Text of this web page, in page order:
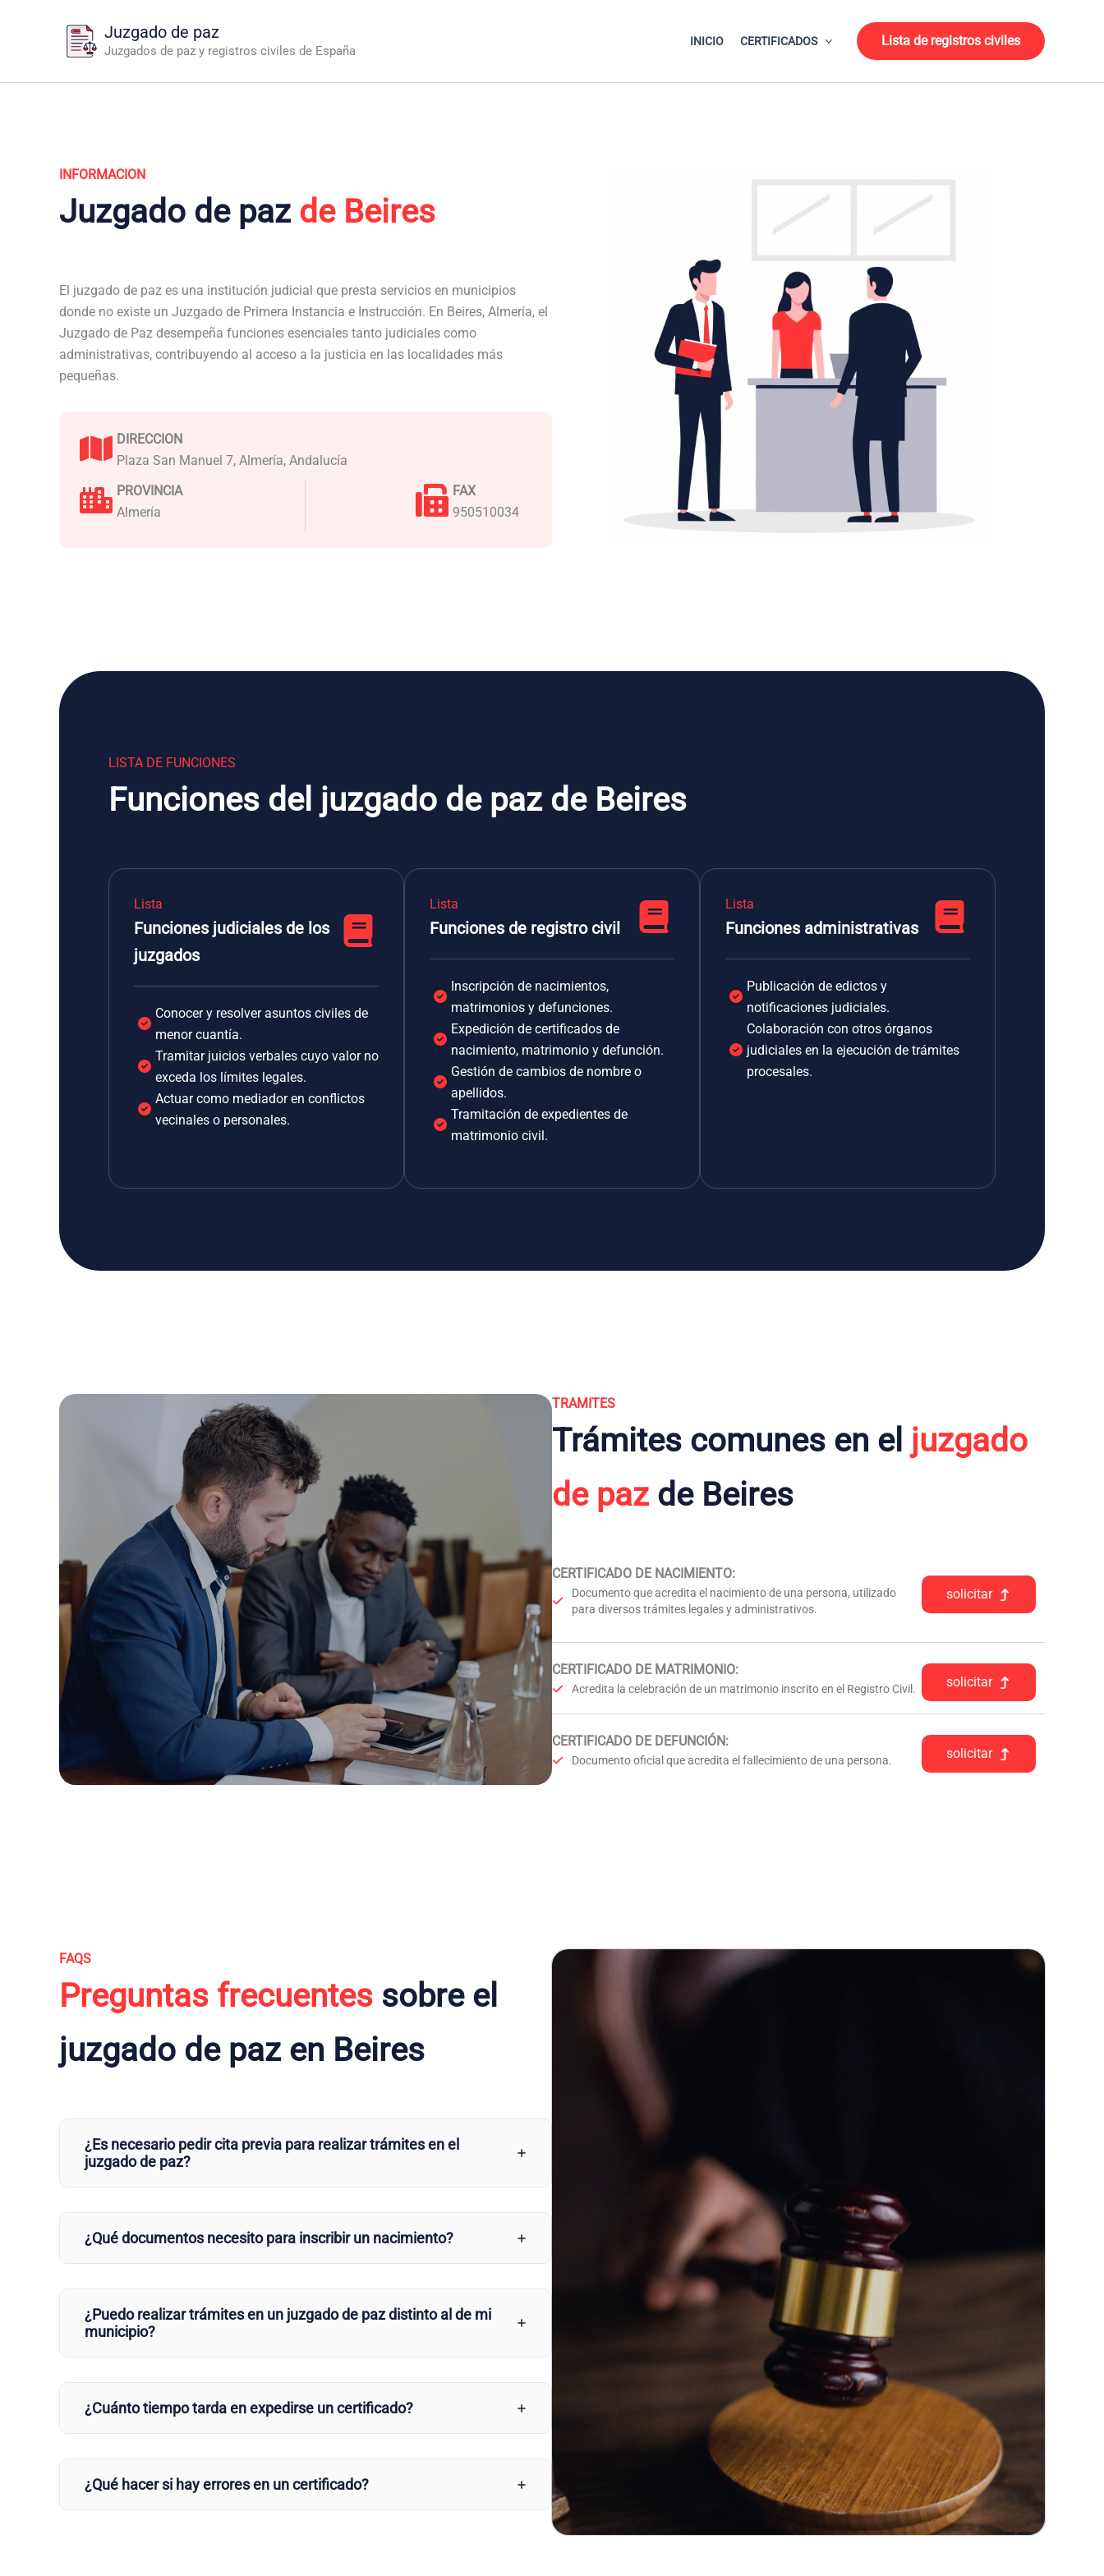
Juzgado de paz
Juzgados de paz y registros civiles de España
INICIO CERTIFICADOS Lista de registros civiles
INFORMACION
Juzgado de paz de Beires
El juzgado de paz es una institución judicial que presta servicios en municipios
donde no existe un Juzgado de Primera Instancia e Instrucción. En Beires, Almería, el
Juzgado de Paz desempeña funciones esenciales tanto judiciales como
administrativas, contribuyendo al acceso a la justicia en las localidades más
pequeñas.
DIRECCION
Plaza San Manuel 7, Almería, Andalucía
PROVINCIA
Almería
FAX
950510034
LISTA DE FUNCIONES
Funciones del juzgado de paz de Beires
Lista
Funciones judiciales de los
juzgados
Conocer y resolver asuntos civiles de
menor cuantía.
Tramitar juicios verbales cuyo valor no
exceda los límites legales.
Actuar como mediador en conflictos
vecinales o personales.
Lista
Funciones de registro civil
Inscripción de nacimientos,
matrimonios y defunciones.
Expedición de certificados de
nacimiento, matrimonio y defunción.
Gestión de cambios de nombre o
apellidos.
Tramitación de expedientes de
matrimonio civil.
Lista
Funciones administrativas
Publicación de edictos y
notificaciones judiciales.
Colaboración con otros órganos
judiciales en la ejecución de trámites
procesales.
TRAMITES
Trámites comunes en el juzgado
de pazde Beires
CERTIFICADO DE NACIMIENTO:
Documento que acredita el nacimiento de una persona, utilizado
para diversos trámites legales y administrativos.
solicitar
CERTIFICADO DE MATRIMONIO:
Acredita la celebración de un matrimonio inscrito en el Registro Civil. solicitar
CERTIFICADO DE DEFUNCIÓN:
Documento oficial que acredita el fallecimiento de una persona. solicitar
FAQS
Preguntas frecuentes sobre el
juzgado de paz en Beires
¿Es necesario pedir cita previa para realizar trámites en el
juzgado de paz?
¿Qué documentos necesito para inscribir un nacimiento?
¿Puedo realizar trámites en un juzgado de paz distinto al de mi
municipio?
¿Cuánto tiempo tarda en expedirse un certificado?
¿Qué hacer si hay errores en un certificado?